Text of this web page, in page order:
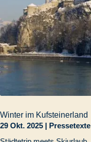
Winter im Kufsteinerland
29 Okt. 2025 | Pressetexte